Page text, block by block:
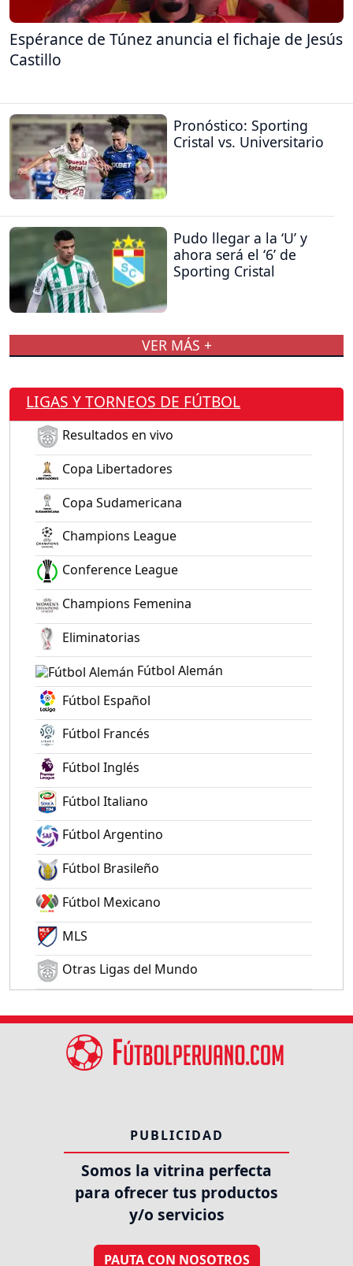
Espérance de Túnez anuncia el fichaje de Jesús
Castillo
Pronóstico: Sporting
Cristal vs. Universitario
Pudo llegar a la ‘U’ y
ahora será el ‘6’ de
Sporting Cristal
VER MÁS +
LIGAS Y TORNEOS DE FÚTBOL
Resultados en vivo
Copa Libertadores
Copa Sudamericana
Champions League
Conference League
Champions Femenina
Eliminatorias
Fútbol Alemán
Fútbol Español
Fútbol Francés
Fútbol Inglés
Fútbol Italiano
Fútbol Argentino
Fútbol Brasileño
Fútbol Mexicano
MLS
Otras Ligas del Mundo
PUBLICIDAD
Somos la vitrina perfecta
para ofrecer tus productos
y/o servicios
PAUTA CON NOSOTROS